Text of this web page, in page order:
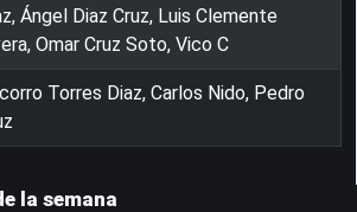
Ángel Diaz Cruz, Luis Clemente
Omar Cruz Soto, Vico C
Torres Diaz, Carlos Nido, Pedro
la semana